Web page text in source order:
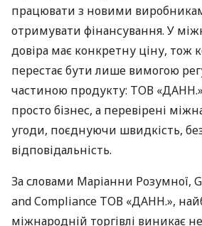
працювати з новими
отримувати фінансування. У
довіра має конкретну ціну, тож
перестає бути лише вимогою
частиною продукту: ТОВ
просто бізнес, а перевірені
угоди, поєднуючи швидкість,
відповідальність.
За словами Маріанни Розумної,
and Compliance ТОВ «ДАНН.»,
міжнародній торгівлі виникає